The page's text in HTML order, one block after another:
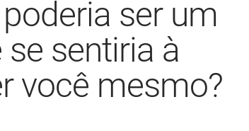
ser um
se sentiria à
você mesmo?